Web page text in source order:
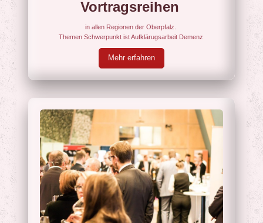
Vortragsreihen
in allen Regionen der Oberpfalz.
Themen Schwerpunkt ist Aufklärugsarbeit Demenz
Mehr erfahren